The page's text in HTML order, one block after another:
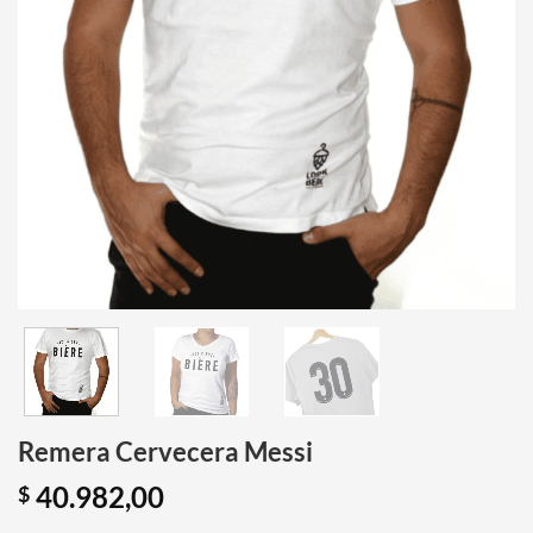
Remera Cervecera Messi
$ 40.982,00